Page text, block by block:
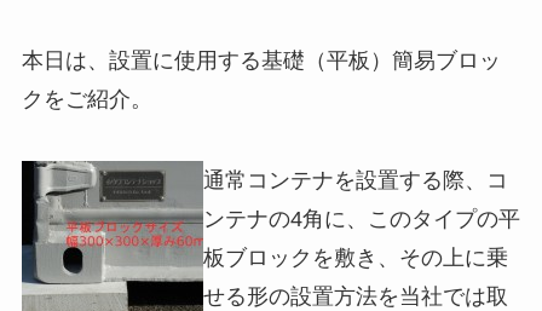
本日は、設置に使用する基礎（平板）簡易ブロッ
クをご紹介。
通常コンテナを設置する際、コ
ンテナの4角に、このタイプの平
板ブロックを敷き、その上に乗
せる形の設置方法を当社では取